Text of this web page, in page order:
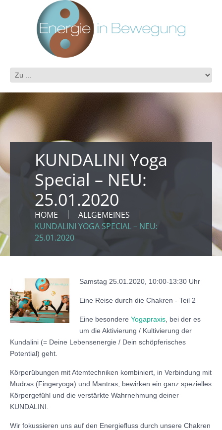
KUNDALINI Yoga
Special – NEU:
25.01.2020
HOME
ALLGEMEINES
KUNDALINI YOGA SPECIAL – NEU:
25.01.2020
Samstag 25.01.2020, 10:00-13:30 Uhr
Eine Reise durch die Chakren - Teil 2
Eine besondere Yogapraxis , bei der es
um die Aktivierung / Kultivierung der
Kundalini (= Deine Lebensenergie / Dein schöpferisches
Potential) geht.
Körperübungen mit Atemtechniken kombiniert, in Verbindung mit
Mudras (Fingeryoga) und Mantras, bewirken ein ganz spezielles
Körpergefühl und die verstärkte Wahrnehmung deiner
KUNDALINI.
Wir fokussieren uns auf den Energiefluss durch unsere Chakren